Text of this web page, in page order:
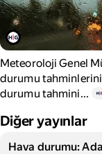
Meteoroloji Genel
durumu tahminlerini
durumu tahmini...
Diğer yayınlar
Hava durumu: